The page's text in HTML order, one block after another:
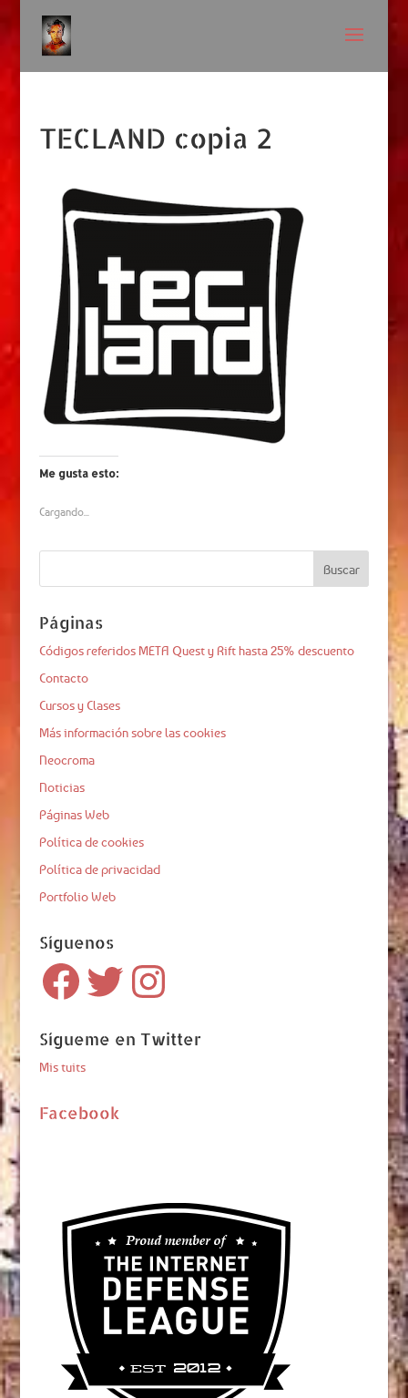
TECLAND copia 2
Me gusta esto:
Cargando...
Páginas
Códigos referidos META Quest y Rift hasta 25% descuento
Contacto
Cursos y Clases
Más información sobre las cookies
Neocroma
Noticias
Páginas Web
Política de cookies
Política de privacidad
Portfolio Web
Síguenos
Facebook Twitter Instagram
Sígueme en Twitter
Mis tuits
Facebook